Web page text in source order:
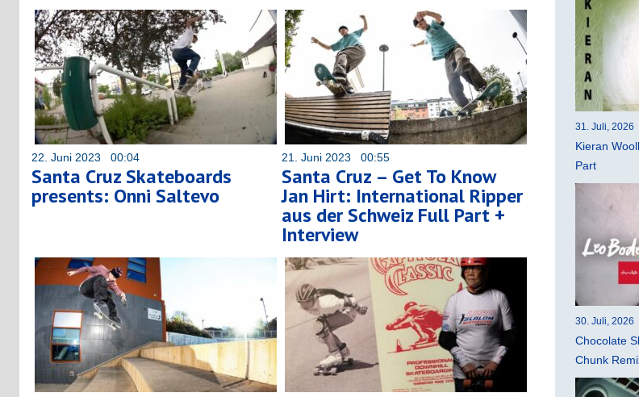
22. Juni 2023 00:04
Santa Cruz Skateboards
presents: Onni Saltevo
21. Juni 2023 00:55
Santa Cruz – Get To Know
Jan Hirt: International Ripper
aus der Schweiz Full Part +
Interview
31. Juli, 2026
Kieran
Part
30. Juli, 2026
Chocolate
Chunk